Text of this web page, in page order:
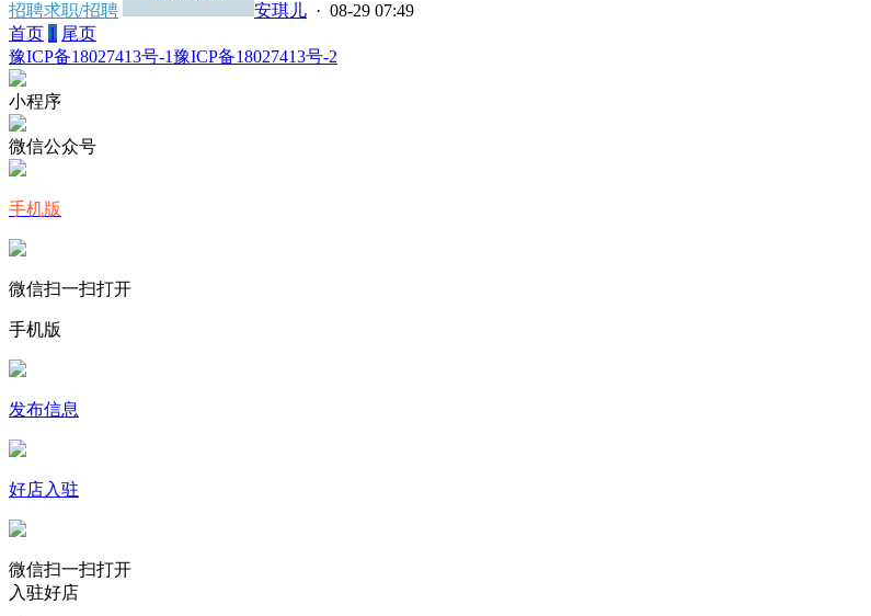
招聘求职/招聘 安琪儿 · 08-29 07:49
首页 1 尾页
豫ICP备18027413号-1豫ICP备18027413号-2
小程序
微信公众号
手机版
微信扫一扫打开
手机版
发布信息
好店入驻
微信扫一扫打开
入驻好店